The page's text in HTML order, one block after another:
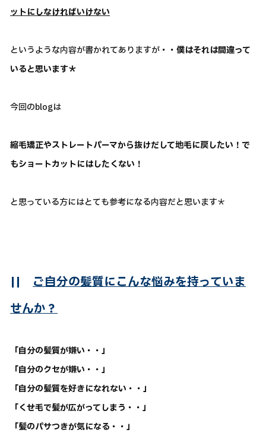
ットにしなければいけない
というような内容が書かれてありますが ・・僕はそれは間違って
いると思います＊
今回のblogは
縮毛矯正やストレートパーマから抜けだして地毛に戻したい！で
もショートカットにはしたくない！
と思っている方にはとても参考になる内容だと思います＊
|| ご自分の髪質にこんな悩みを持っていま
せんか？
「自分の髪質が嫌い・・」
「自分のクセが嫌い・・」
「自分の髪質を好きになれない・・」
「くせ毛で髪が広がってしまう・・」
「髪のパサつきが気になる・・」